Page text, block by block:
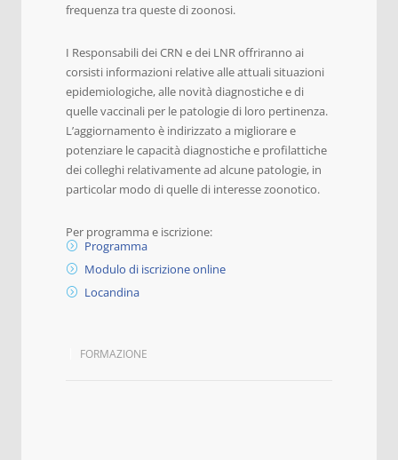
frequenza tra queste di zoonosi.
I Responsabili dei CRN e dei LNR offriranno ai
corsisti informazioni relative alle attuali situazioni
epidemiologiche, alle novità diagnostiche e di
quelle vaccinali per le patologie di loro pertinenza.
L’aggiornamento è indirizzato a migliorare e
potenziare le capacità diagnostiche e profilattiche
dei colleghi relativamente ad alcune patologie, in
particolar modo di quelle di interesse zoonotico.
Per programma e iscrizione:
Programma
Modulo di iscrizione online
Locandina
FORMAZIONE